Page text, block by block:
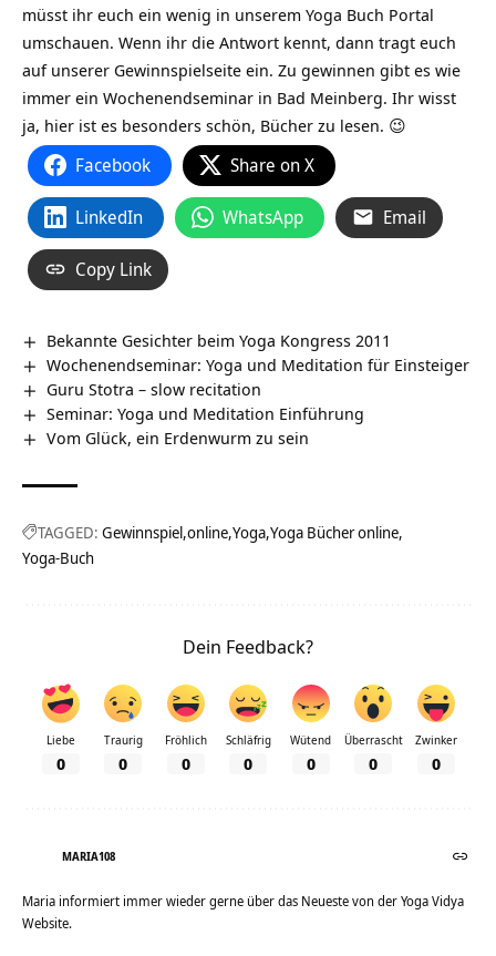
müsst ihr euch ein wenig in unserem Yoga Buch Portal
umschauen. Wenn ihr die Antwort kennt, dann tragt euch
auf unserer Gewinnspielseite ein. Zu gewinnen gibt es wie
immer ein Wochenendseminar in Bad Meinberg. Ihr wisst
ja, hier ist es besonders schön, Bücher zu lesen. 😉
Facebook Share on X
LinkedIn WhatsApp Email
Copy Link
Bekannte Gesichter beim Yoga Kongress 2011
Wochenendseminar: Yoga und Meditation für Einsteiger
Guru Stotra – slow recitation
Seminar: Yoga und Meditation Einführung
Vom Glück, ein Erdenwurm zu sein
TAGGED: Gewinnspiel online Yoga Yoga Bücher online
Yoga-Buch
Dein Feedback?
Liebe
0
Traurig
0
Fröhlich
0
Schläfrig
0
Wütend
0
Überrascht
0
Zwinker
0
MARIA108
Maria informiert immer wieder gerne über das Neueste von der Yoga Vidya
Website.